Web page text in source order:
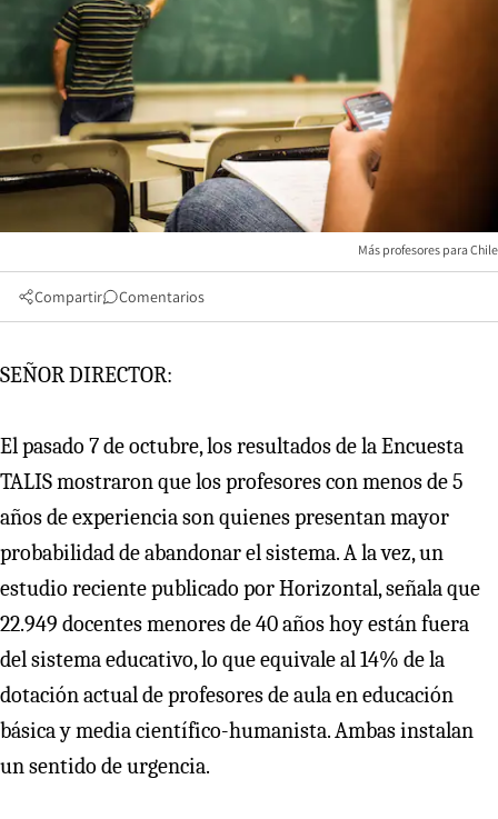
Más profesores para Chile
Compartir Comentarios
SEÑOR DIRECTOR:
El pasado 7 de octubre, los resultados de la Encuesta
TALIS mostraron que los profesores con menos de 5
años de experiencia son quienes presentan mayor
probabilidad de abandonar el sistema. A la vez, un
estudio reciente publicado por Horizontal, señala que
22.949 docentes menores de 40 años hoy están fuera
del sistema educativo, lo que equivale al 14% de la
dotación actual de profesores de aula en educación
básica y media científico-humanista. Ambas instalan
un sentido de urgencia.